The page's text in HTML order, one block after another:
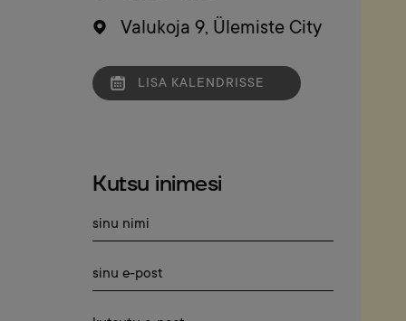
Valukoja 9, Ülemiste City
LISA KALENDRISSE
Kutsu inimesi